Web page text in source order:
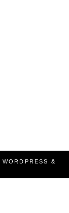
WORDPRESS
&